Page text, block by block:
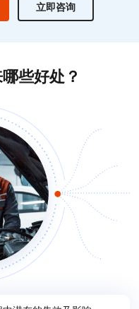
立即咨询
些好处？